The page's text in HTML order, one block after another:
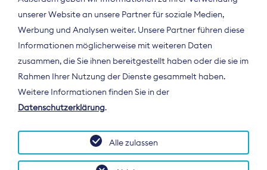
Der Bundesverband Digitalpublisher und
Zeitungsverleger (BDZV) vertritt als
Spitzenorganisation die Interessen der
Deutschland und auf EU-Ebene.
unserer Website an unsere Partner für soziale Medien,
Werbung und Analysen weiter. Unsere Partner führen diese
Informationen möglicherweise mit weiteren Daten
zusammen, die Sie ihnen bereitgestellt haben oder die sie im
Rahmen Ihrer Nutzung der Dienste gesammelt haben.
Weitere Informationen finden Sie in der
Datenschutzerklärung.
Alle zulassen